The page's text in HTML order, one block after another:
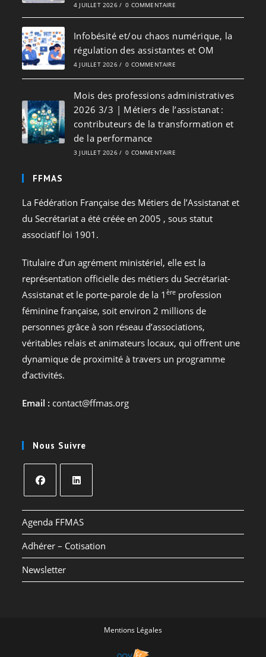
4 JUILLET 2026 / 0 COMMENTAIRE
Infobésité et/ou chaos numérique, la
régulation des assistantes et OM
4 JUILLET 2026 / 0 COMMENTAIRE
Mois des professions administratives
2026 3/3 | Métiers de l’assistanat :
contributeurs de la transformation et
de la performance
3 JUILLET 2026 / 0 COMMENTAIRE
FFMAS
La Fédération Française des Métiers de l’Assistanat et
du Secrétariat a été créée en 2005 , sous statut
associatif loi 1901.
Titulaire d’un agrément ministériel, elle est la
représentation officielle des métiers du Secrétariat-
Assistanat et le porte-parole de la 1ère profession
féminine française, soit environ 2 millions de
personnes grâce à son réseau d’associations,
véritables relais et animateurs locaux, qui offrent une
dynamique de proximité à travers un programme
d’activités.
Email : contact@ffmas.org
Nous Suivre
dans
un
nouvel
dans
un
nouvel
Agenda FFMAS
Adhérer – Cotisation
Newsletter
Mentions Légales